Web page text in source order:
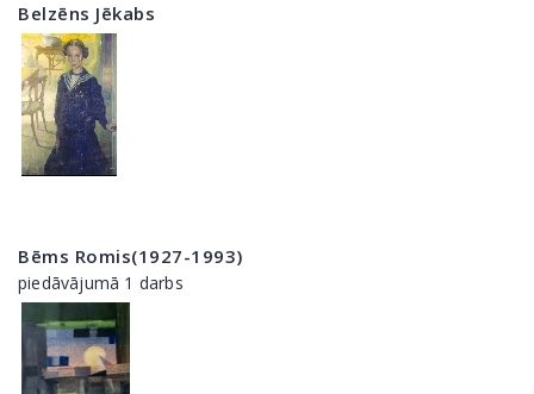
Belzēns Jēkabs
Bēms Romis(1927-1993)
piedāvājumā 1 darbs